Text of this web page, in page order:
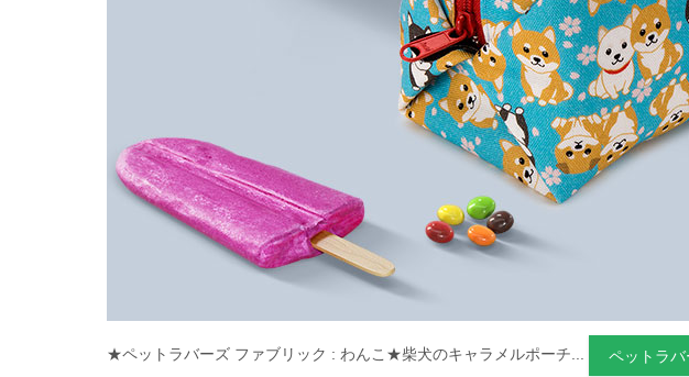
★ペットラバーズ ファブリック : わんこ★柴犬のキャラメルポーチ... ペットラ